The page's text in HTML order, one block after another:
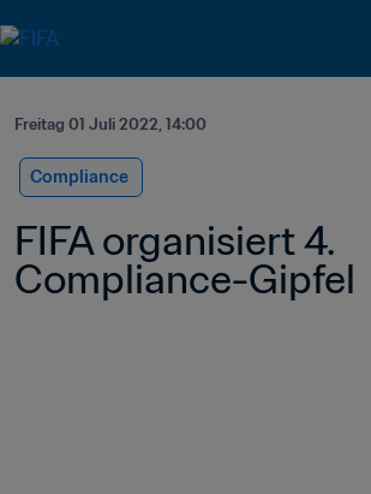
Freitag 01 Juli 2022, 14:00
Compliance
FIFA organisiert 4.
Compliance-Gipfel